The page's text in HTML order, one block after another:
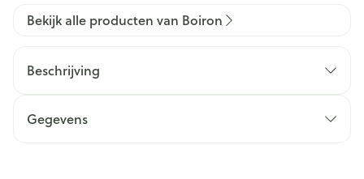
Bekijk alle producten van Boiron
Beschrijving
Gegevens